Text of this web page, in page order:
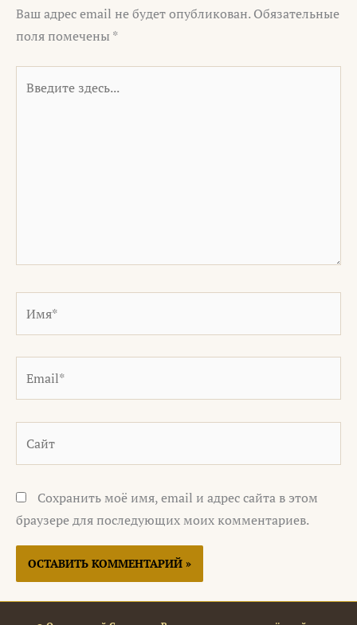
Ваш адрес email не будет опубликован. Обязательные
поля помечены *
здесь...
Сохранить моё имя, email и адрес сайта в этом
браузере для последующих моих комментариев.